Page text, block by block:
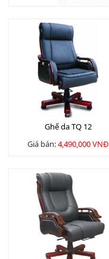
Ghế da TQ 12
Giá bán:4,490,000 VNĐ